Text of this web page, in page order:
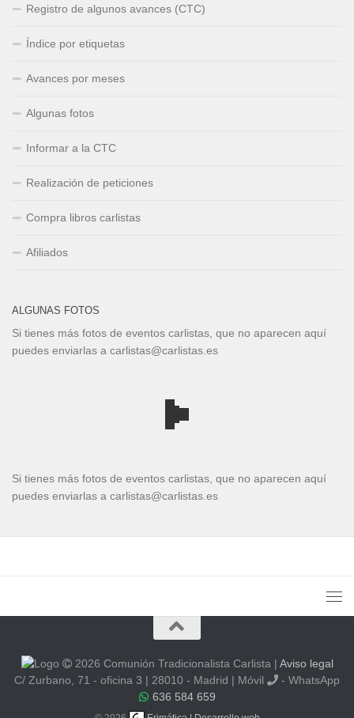
Registro de algunos avances (CTC)
Índice por etiquetas
Avances por meses
Algunas fotos
Informar a la CTC
Realización de peticiones
Compra libros carlistas
Afiliados
ALGUNAS FOTOS
Si tienes más fotos de eventos carlistas, que no aparecen aquí
puedes enviarlas a carlistas@carlistas.es
Si tienes más fotos de eventos carlistas, que no aparecen aquí
puedes enviarlas a carlistas@carlistas.es
2026 Comunión Tradicionalista Carlista | Aviso legal
C/ Zurbano, 71 - oficina 3 | 28010 - Madrid | Móvil
- WhatsApp
636 584 659